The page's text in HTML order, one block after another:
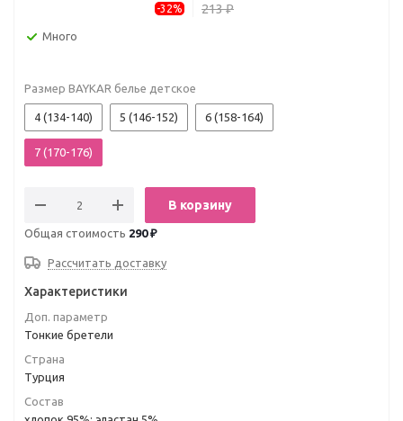
-32%
213 ₽
Много
Размер BAYKAR белье детское
4 (134-140) 5 (146-152) 6 (158-164)
7 (170-176)
В корзину
Общая стоимость 290 ₽
Рассчитать доставку
Характеристики
Доп. параметр
Тонкие бретели
Страна
Турция
Состав